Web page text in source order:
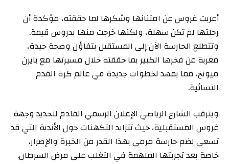
أعربت غروس عن امتنانها وشكرها لما حققته، مؤكدة أن
رحلتها لم تكن سهلة، ولكنها خرجت منها بدروس قيمة.
وتتطلع الحارسة الآن إلى المستقبل بتفاؤل وصحة جيدة،
معربة عن فخرها الكبير بما حققته خلال مسيرتها مع بايرن
ميونخ، مما يمهد لخطوات جديدة في عالم كرة القدم
النسائية.
ويترقب الشارع الرياضي الإعلان الرسمي القادم لتحديد وجهة
غروس المستقبلية، حيث تتزايد التكهنات حول الأندية التي قد
تسعى لضم حارسة مرمى بهذا القدر من الخبرة والإصرار،
خاصة بعد تجربتها الملهمة في التغلب على مرض السرطان.